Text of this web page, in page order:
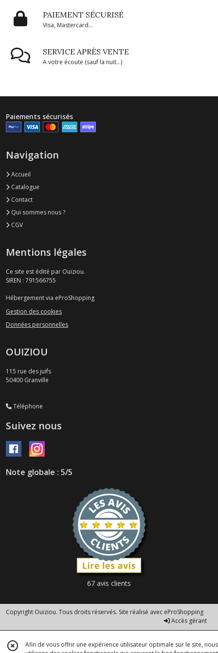
PAIEMENT SÉCURISÉ
Visa, Mastercard...
SERVICE APRÈS VENTE
A votre écoute (sauf la nuit...)
Paiements sécurisés
Navigation
Accueil
Catalogue
Contact
Qui sommes nous ?
CGV
Mentions légales
Ce site est édité par Ouiziou.
SIREN : 791566755
Hébergement via eProShopping
Gestion des cookies
Données personnelles
OUIZIOU
115 rue des juifs
50400 Granville
Téléphone
Suivez nous
Note globale : 5/5
67 avis clients
Copyright Ouiziou. Tous droits réservés. Site réalisé avec eProShopping
Accès gérant
Afin de vous offrir une expérience utilisateur optimale sur le site, nous